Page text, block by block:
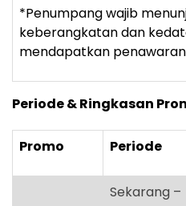
*Penumpang wajib
keberangkatan dan
mendapatkan penawaran
Periode & Ringkasan
Promo Periode
Sekarang –